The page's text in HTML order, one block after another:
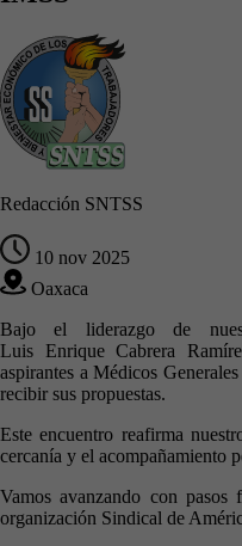
Redacción SNTSS
10 nov 2025
Oaxaca
Bajo el liderazgo de
Luis Enrique Cabrera
aspirantes a Médicos
recibir sus propuestas.
Este encuentro reafirma
cercanía у el acompañamiento
Vamos avanzando con
organización Sindical de